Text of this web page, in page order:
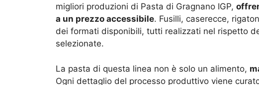
migliori produzioni di Pasta di Gragnano IGP,
a un prezzo accessibile. Fusilli, caserecce,
dei formati disponibili, tutti realizzati nel rispetto
selezionate.
La pasta di questa linea non è solo un alimento,
Ogni dettaglio del processo produttivo viene